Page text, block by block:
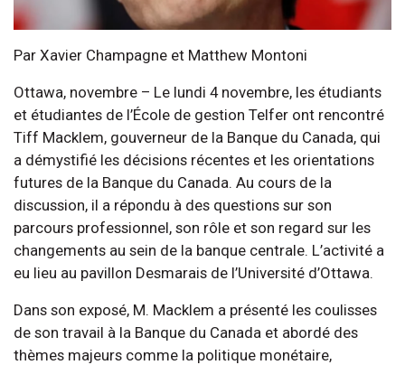
Par Xavier Champagne et Matthew Montoni
Ottawa, novembre – Le lundi 4 novembre, les étudiants
et étudiantes de l’École de gestion Telfer ont rencontré
Tiff Macklem, gouverneur de la Banque du Canada, qui
a démystifié les décisions récentes et les orientations
futures de la Banque du Canada. Au cours de la
discussion, il a répondu à des questions sur son
parcours professionnel, son rôle et son regard sur les
changements au sein de la banque centrale. L’activité a
eu lieu au pavillon Desmarais de l’Université d’Ottawa.
Dans son exposé, M. Macklem a présenté les coulisses
de son travail à la Banque du Canada et abordé des
thèmes majeurs comme la politique monétaire,